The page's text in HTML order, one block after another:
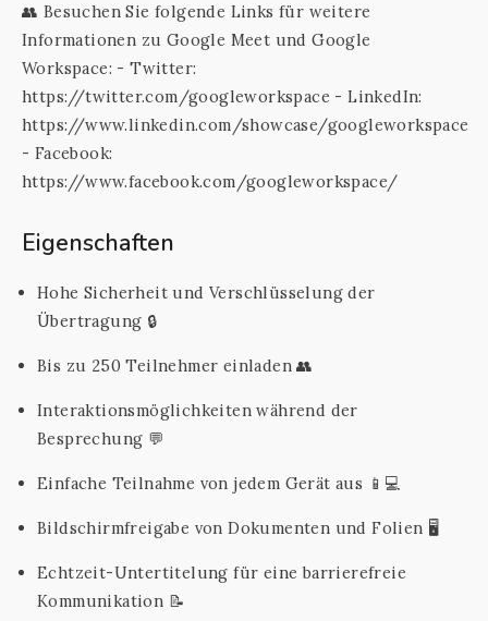
👥 Besuchen Sie folgende Links für weitere
Informationen zu Google Meet und Google
Workspace: - Twitter:
https://twitter.com/googleworkspace - LinkedIn:
https://www.linkedin.com/showcase/googleworkspace
- Facebook:
https://www.facebook.com/googleworkspace/
Eigenschaften
Hohe Sicherheit und Verschlüsselung der
Übertragung 🔒
Bis zu 250 Teilnehmer einladen 👥
Interaktionsmöglichkeiten während der
Besprechung 💬
Einfache Teilnahme von jedem Gerät aus 📱💻
Bildschirmfreigabe von Dokumenten und Folien 🖥️
Echtzeit-Untertitelung für eine barrierefreie
Kommunikation 📝